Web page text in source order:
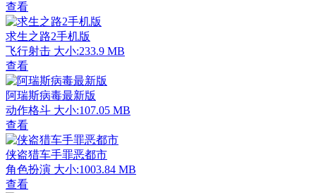
查看
求生之路2手机版
飞行射击 大小:233.9 MB
查看
阿瑞斯病毒最新版
动作格斗 大小:107.05 MB
查看
侠盗猎车手罪恶都市
角色扮演 大小:1003.84 MB
查看